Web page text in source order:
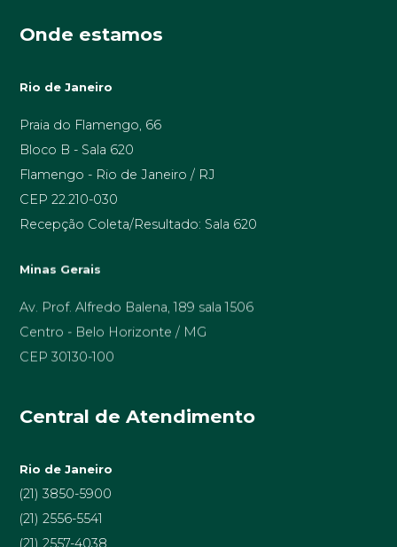
Onde estamos
Rio de Janeiro
Praia do Flamengo, 66
Bloco B - Sala 620
Flamengo - Rio de Janeiro / RJ
CEP 22.210-030
Recepção Coleta/Resultado: Sala 620
Minas Gerais
Av. Prof. Alfredo Balena, 189 sala 1506
Centro - Belo Horizonte / MG
CEP 30130-100
Central de Atendimento
Rio de Janeiro
(21) 3850-5900
(21) 2556-5541
(21) 2557-4038